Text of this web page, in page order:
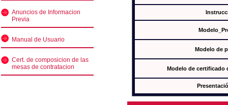
Anuncios de Informacion
Previa
Manual de Usuario
Cert. de composicion de las
mesas de contratacion
Modelo de
Modelo de certificado